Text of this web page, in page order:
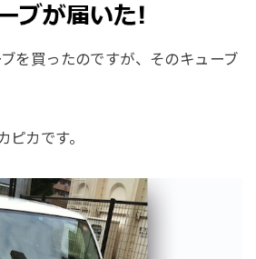
を買ったのですが、そのキューブ
ピカです。